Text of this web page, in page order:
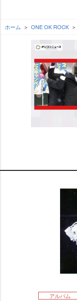
ホーム ONE OK ROCK
アルバム